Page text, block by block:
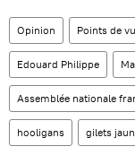
Opinion Points de
Edouard Philippe
Assemblée nationale
hooligans gilets